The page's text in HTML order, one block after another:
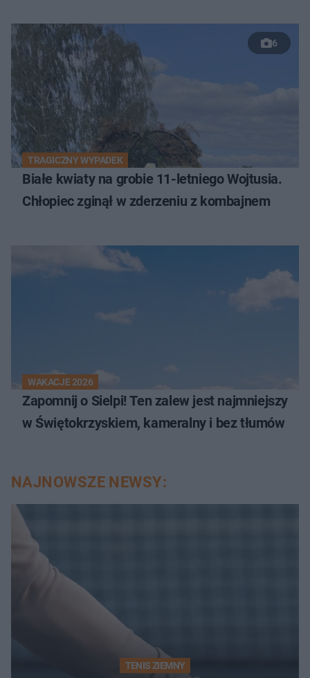
6
TRAGICZNY WYPADEK
Białe kwiaty na grobie 11-letniego Wojtusia.
Chłopiec zginął w zderzeniu z kombajnem
WAKACJE 2026
Zapomnij o Sielpi! Ten zalew jest najmniejszy
w Świętokrzyskiem, kameralny i bez tłumów
NAJNOWSZE NEWSY:
TENIS ZIEMNY